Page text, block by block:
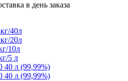
в день заказа
40л
20л
10л
5 л
40 л (99,99%)
40 л (99,99%)